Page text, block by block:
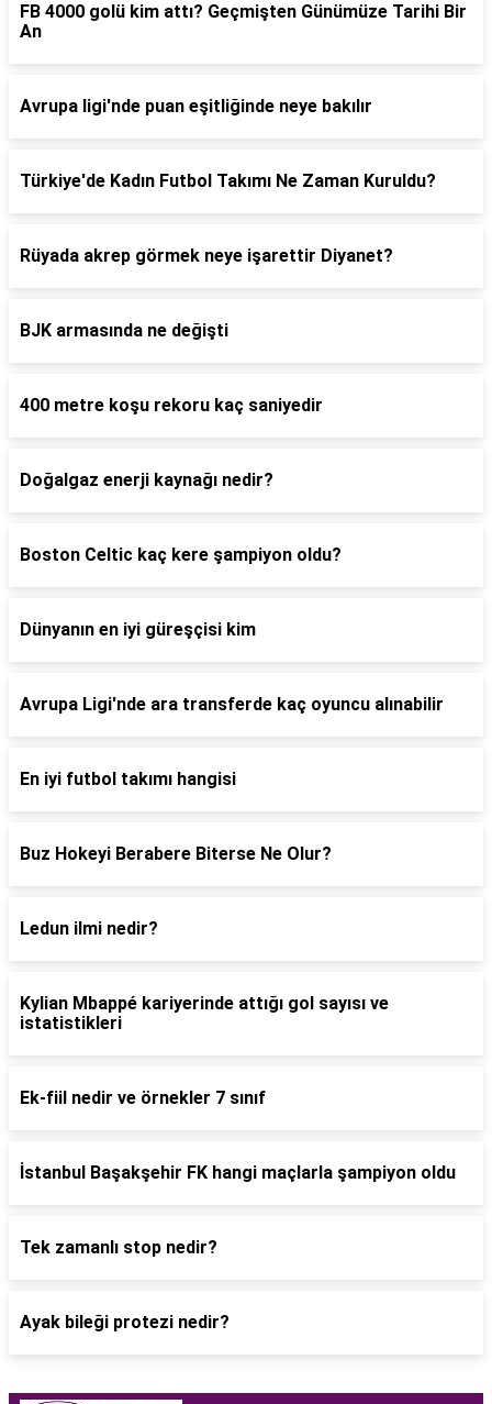
FB 4000 golü kim attı? Geçmişten Günümüze Tarihi Bir
An
Avrupa ligi'nde puan eşitliğinde neye bakılır
Türkiye'de Kadın Futbol Takımı Ne Zaman Kuruldu?
Rüyada akrep görmek neye işarettir Diyanet?
BJK armasında ne değişti
400 metre koşu rekoru kaç saniyedir
Doğalgaz enerji kaynağı nedir?
Boston Celtic kaç kere şampiyon oldu?
Dünyanın en iyi güreşçisi kim
Avrupa Ligi'nde ara transferde kaç oyuncu alınabilir
En iyi futbol takımı hangisi
Buz Hokeyi Berabere Biterse Ne Olur?
Ledun ilmi nedir?
Kylian Mbappé kariyerinde attığı gol sayısı ve
istatistikleri
Ek-fiil nedir ve örnekler 7 sınıf
İstanbul Başakşehir FK hangi maçlarla şampiyon oldu
Tek zamanlı stop nedir?
Ayak bileği protezi nedir?